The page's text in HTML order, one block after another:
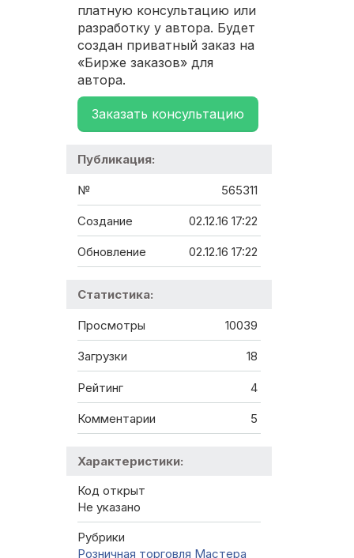
платную консультацию или
разработку у автора. Будет
создан приватный заказ на
«Бирже заказов» для
автора.
Заказать консультацию
Публикация:
№ 565311
Создание 02.12.16 17:22
Обновление 02.12.16 17:22
Статистика:
Просмотры 10039
Загрузки 18
Рейтинг 4
Комментарии 5
Характеристики:
Код открыт
Не указано
Рубрики
Розничная торговля Мастера